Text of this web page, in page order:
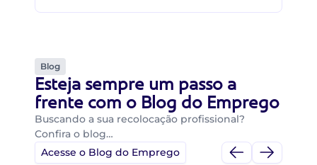
Blog
Esteja sempre um passo a
frente com o Blog do Emprego
Buscando a sua recolocação profissional?
Confira o blog…
Acesse o Blog do Emprego